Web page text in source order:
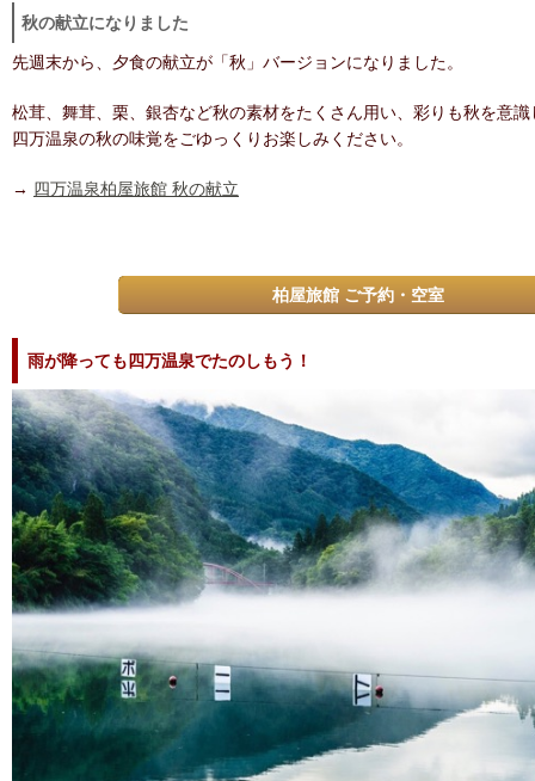
秋の献立になりました
先週末から、夕食の献立が「秋」バージョンになりました。
松茸、舞茸、栗、銀杏など秋の素材をたくさん用い、彩りも秋を意
四万温泉の秋の味覚をごゆっくりお楽しみください。
→ 四万温泉柏屋旅館 秋の献立
柏屋旅館 ご予約・空室
雨が降っても四万温泉でたのしもう！